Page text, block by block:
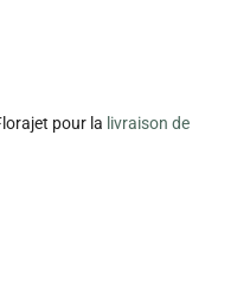
pour la livraison de